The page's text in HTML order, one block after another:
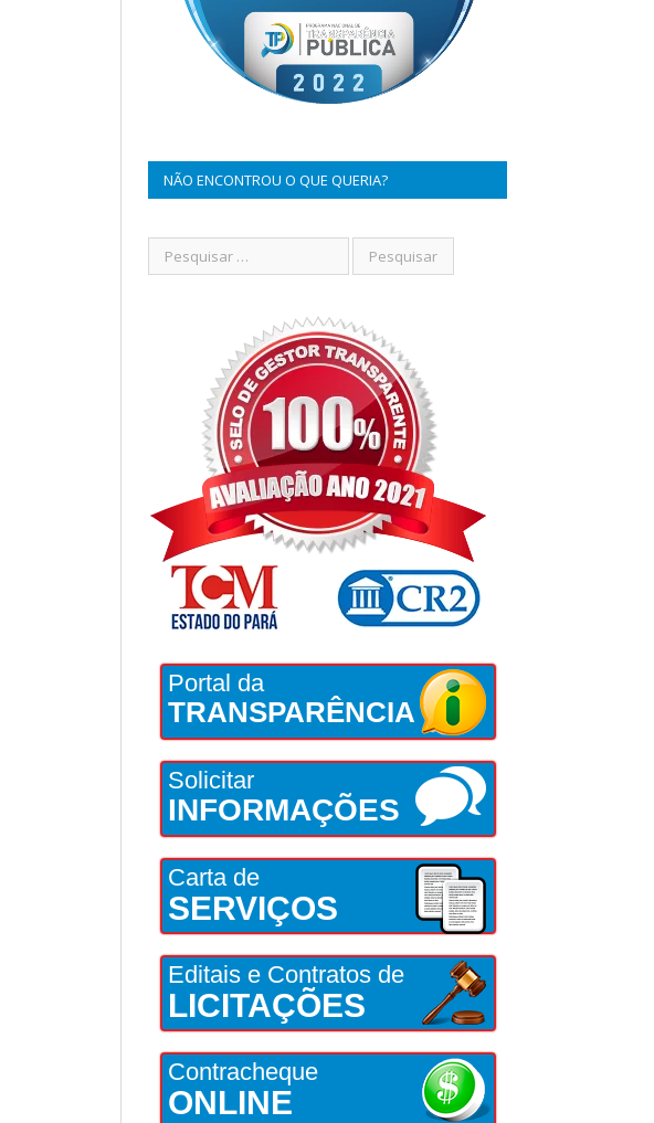
NÃO ENCONTROU O QUE QUERIA?
Portal da
TRANSPARÊNCIA
Solicitar
INFORMAÇÕES
Carta de
SERVIÇOS
Editais e Contratos de
LICITAÇÕES
Contracheque
ONLINE